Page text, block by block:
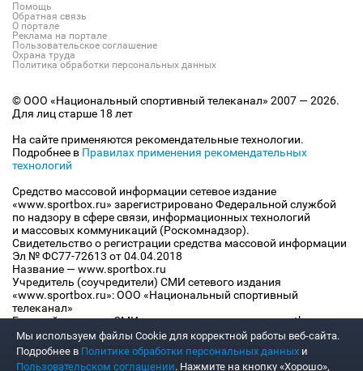
Помощь
Обратная связь
О портале
Реклама на портале
Пользовательское соглашение
Охрана труда
Политика обработки персональных данных
© ООО «Национальный спортивный телеканал» 2007 — 2026.
Для лиц старше 18 лет
На сайте применяются рекомендательные технологии.
Подробнее в Правилах применения рекомендательных
технологий
Средство массовой информации сетевое издание
«www.sportbox.ru» зарегистрировано Федеральной службой
по надзору в сфере связи, информационных технологий
и массовых коммуникаций (Роскомнадзор).
Свидетельство о регистрации средства массовой информации
Эл № ФС77-72613 от 04.04.2018
Название — www.sportbox.ru
Учредитель (соучредители) СМИ сетевого издания
«www.sportbox.ru»: ООО «Национальный спортивный
телеканал»
Главный редактор СМИ сетевого издания «www.sportbox.ru»:
Конов В.А.
Номер телефона редакции СМИ сетевого издания
«www.sportbox.ru»: +7 (495) 653 8419
Мы используем файлы Сookie для корректной работы веб-сайта.
Подробнее в Политике обработки персональных данных и
Пользовательском соглашении. Нажмите на кнопку «Хорошо»,